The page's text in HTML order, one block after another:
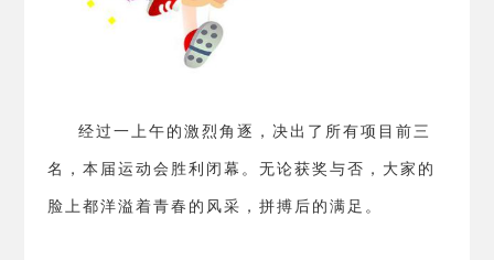
经过一上午的激烈角逐，决出了所有项目前三
名，本届运动会胜利闭幕。无论获奖与否，大家的
脸上都洋溢着青春的风采，拼搏后的满足。